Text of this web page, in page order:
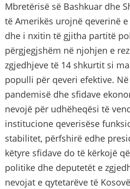
Mbretërisë së Bashkuar dhe
të Amerikës urojnë qeverinë
dhe i nxitin të gjitha partitë
përgjegjshëm në njohjen e
zgjedhjeve të 14 shkurtit si
populli për qeveri efektive.
pandemisë dhe sfidave
nevojë për udhëheqësi të
institucione qeverisëse
stabilitet, përfshirë edhe
këtyre sfidave do të kërkojë
politike dhe deputetët e
nevojat e qytetarëve të